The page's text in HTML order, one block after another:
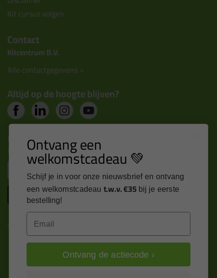
Kit cursus volgen
Contact
Kitcentrum B.V.
Alle contactgegevens >
Altijd op de hoogte blijven?
Nieuws, tips en exclusieve deals rechtstreeks in je
inbox
Inschrijven
Kitcentrum is trots op:
Ontvang een
welkomstcadeau 💚
Schijf je in voor onze nieuwsbrief en ontvang
een welkomstcadeau t.w.v. €35 bij je eerste
bestelling!
Email
Ontvang de actiecode ›